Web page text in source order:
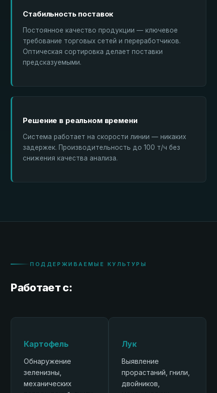
Стабильность поставок
Постоянное качество продукции — ключевое
требование торговых сетей и переработчиков.
Оптическая сортировка делает поставки
предсказуемыми.
Решение в реальном времени
Система работает на скорости линии — никаких
задержек. Производительность до 100 т/ч без
снижения качества анализа.
ПОДДЕРЖИВАЕМЫЕ КУЛЬТУРЫ
Работает с:
Картофель
Обнаружение
зеленизны,
механических
Лук
Выявление
прорастаний, гнили,
двойников,